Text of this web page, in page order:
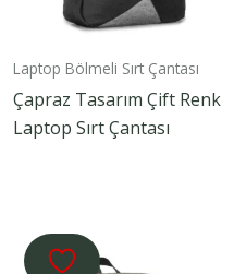
Laptop Bölmeli Sırt Çantası
Çapraz Tasarım Çift Renk
Laptop Sırt Çantası